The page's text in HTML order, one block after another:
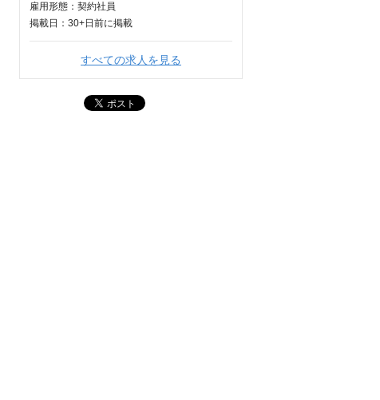
雇用形態：契約社員
掲載日： 30+日 前に掲載
すべての求人を見る